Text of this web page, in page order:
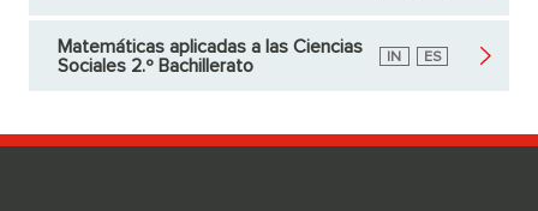
Matemáticas aplicadas a las Ciencias
Sociales 2.º Bachillerato
Inglés
IN Español
ES